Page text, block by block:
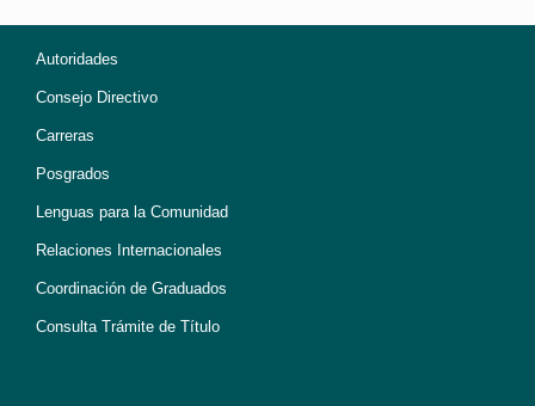
Autoridades
Consejo Directivo
Carreras
Posgrados
Lenguas para la Comunidad
Relaciones Internacionales
Coordinación de Graduados
Consulta Trámite de Título